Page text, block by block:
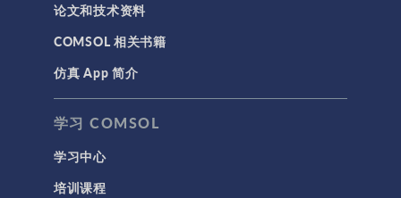
论文和技术资料
COMSOL 相关书籍
仿真 App 简介
学习 COMSOL
学习中心
培训课程